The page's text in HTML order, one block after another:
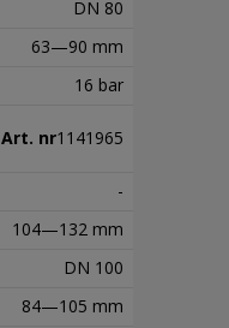
DN 80
63—90 mm
16 bar
Art. nr1141965
-
104—132 mm
DN 100
84—105 mm